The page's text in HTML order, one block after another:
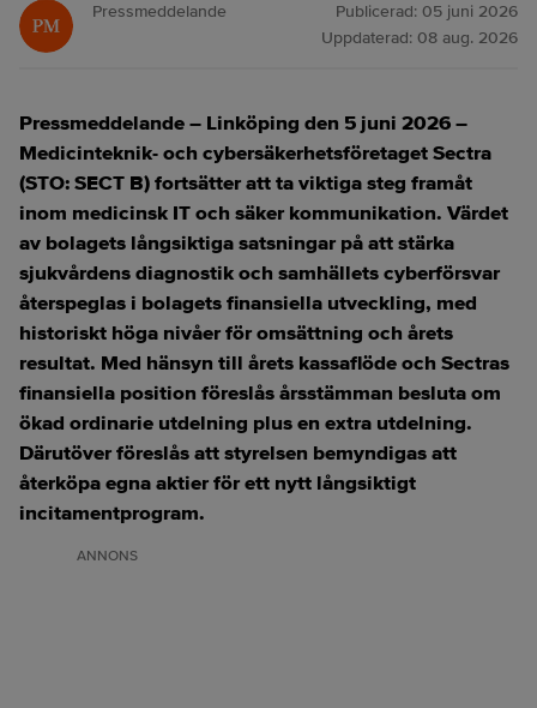
Pressmeddelande Publicerad: 05 juni 2026
Uppdaterad: 08 aug. 2026
Pressmeddelande – Linköping den 5 juni 2026 –
Medicinteknik- och cybersäkerhetsföretaget Sectra
(STO: SECT B) fortsätter att ta viktiga steg framåt
inom medicinsk IT och säker kommunikation. Värdet
av bolagets långsiktiga satsningar på att stärka
sjukvårdens diagnostik och samhällets cyberförsvar
återspeglas i bolagets finansiella utveckling, med
historiskt höga nivåer för omsättning och årets
resultat. Med hänsyn till årets kassaflöde och Sectras
finansiella position föreslås årsstämman besluta om
ökad ordinarie utdelning plus en extra utdelning.
Därutöver föreslås att styrelsen bemyndigas att
återköpa egna aktier för ett nytt långsiktigt
incitamentprogram.
ANNONS